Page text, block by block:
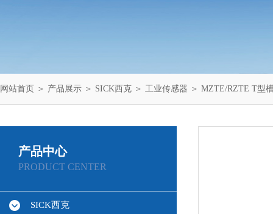
网站首页 ＞ 产品展示 ＞ SICK西克 ＞ 工业传感器 ＞ MZTE/RZTE T型
产品中心
PRODUCT CENTER
SICK西克